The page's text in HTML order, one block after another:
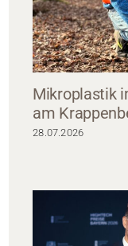
Mikroplastik
am
28.07.2026